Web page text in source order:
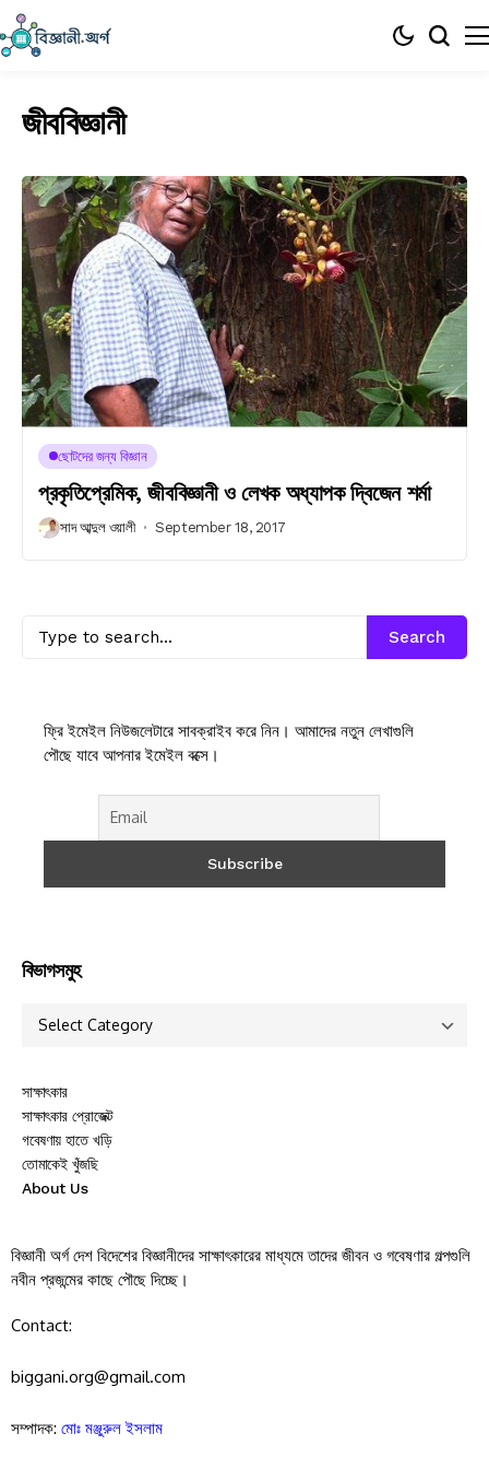
জীববিজ্ঞানী
ছোটদের জন্য বিজ্ঞান
প্রকৃতিপ্রেমিক, জীববিজ্ঞানী ও লেখক অধ্যাপক দ্বিজেন শর্মা
সাদ আব্দুল ওয়ালী September 18, 2017
Search
ফ্রি ইমেইল নিউজলেটারে সাবক্রাইব করে নিন। আমাদের নতুন লেখাগুলি
পৌছে যাবে আপনার ইমেইল বক্সে।
বিভাগসমুহ
সাক্ষাৎকার
সাক্ষাৎকার প্রোজেক্ট
গবেষণায় হাতে খড়ি
তোমাকেই খুঁজছি
About Us
বিজ্ঞানী অর্গ দেশ বিদেশের বিজ্ঞানীদের সাক্ষাৎকারের মাধ্যমে তাদের জীবন ও গবেষণার গল্পগুলি
নবীন প্রজন্মের কাছে পৌছে দিচ্ছে।
Contact:
biggani.org@gmail.com
সম্পাদক: মোঃ মঞ্জুরুল ইসলাম